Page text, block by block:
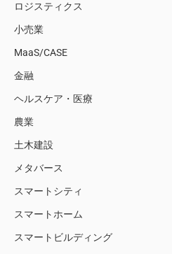
ロジスティクス
小売業
MaaS/CASE
金融
ヘルスケア・医療
農業
土木建設
メタバース
スマートシティ
スマートホーム
スマートビルディング